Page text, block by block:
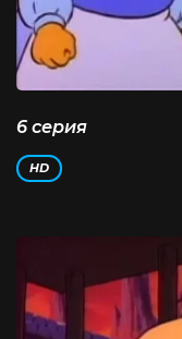
6 серия
HD